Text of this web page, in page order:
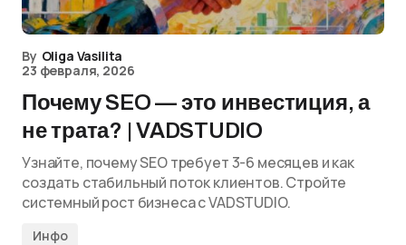
By Oliga Vasilita
23 февраля, 2026
Почему SEO — это инвестиция, а
не трата? | VADSTUDIO
Узнайте, почему SEO требует 3-6 месяцев и как
создать стабильный поток клиентов. Стройте
системный рост бизнеса с VADSTUDIO.
Инфо